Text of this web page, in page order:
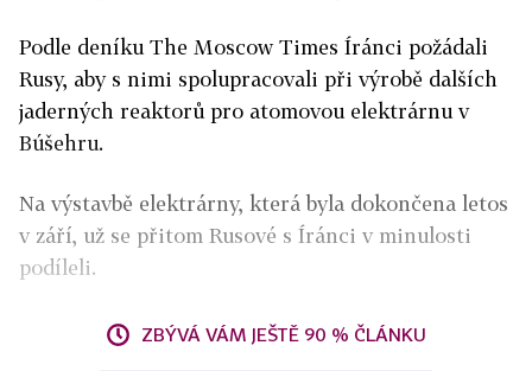
Podle deníku The Moscow Times Íránci požádali
Rusy, aby s nimi spolupracovali při výrobě dalších
jaderných reaktorů pro atomovou elektrárnu v
Búšehru.
Na výstavbě elektrárny, která byla dokončena letos
v září, už se přitom Rusové s Íránci v minulosti
podíleli.
ZBÝVÁ VÁM JEŠTĚ 90 % ČLÁNKU